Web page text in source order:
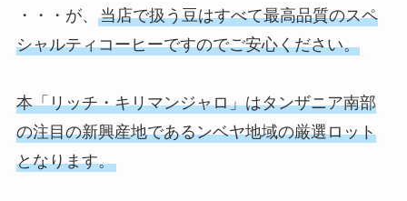
・・・が、 当店で扱う豆はすべて最高品質のスペ
シャルティコーヒーですのでご安心ください。
本「リッチ・キリマンジャロ」はタンザニア南部
の注目の新興産地であるンベヤ地域の厳選ロット
となります。